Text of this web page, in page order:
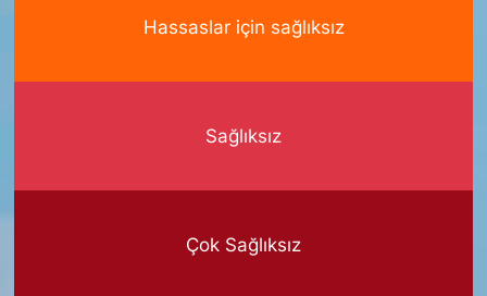
Hassaslar için sağlıksız
Sağlıksız
Çok Sağlıksız